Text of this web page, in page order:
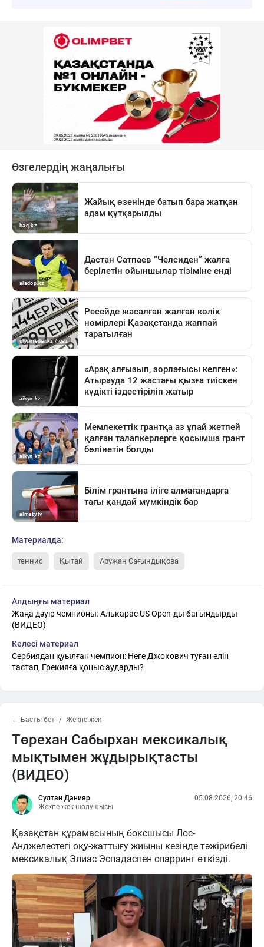
Материалда:
теннис Қытай Аружан Сағындықова
Алдыңғы материал
Жаңа дәуір чемпионы: Алькарас US Open-ды бағындырды
(ВИДЕО)
Келесі материал
Сербиядан қуылған чемпион: Неге Джокович туған елін
тастап, Грекияға қоныс аударды?
← Басты бет Жекпе-жек
Төрехан Сабырхан мексикалық
мықтымен жұдырықтасты
(ВИДЕО)
Сұлтан Данияр
Жекпе-жек шолушысы
05.08.2026, 20:46
Қазақстан құрамасының боксшысы Лос-
Анджелестегі оқу-жаттығу жиыны кезінде тәжірибелі
мексикалық Элиас Эспадаспен спарринг өткізді.